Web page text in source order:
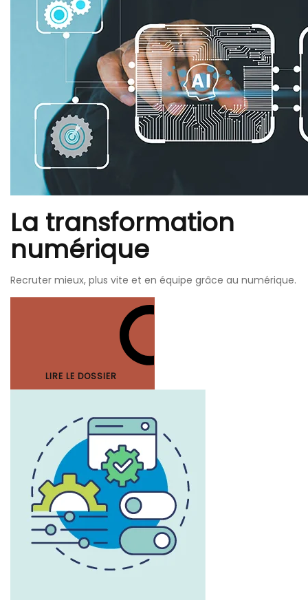
La transformation
numérique
Recruter mieux, plus vite et en équipe grâce au numérique.
LIRE LE DOSSIER